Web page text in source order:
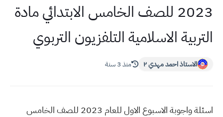
2023 للصف الخامس الابتدائي مادة
التربية الاسلامية التلفزيون التربوي
الاستاذ احمد مهدي ٢ منذ 3 سنة
اسئلة واجوبة الاسبوع الاول للعام 2023 للصف الخامس